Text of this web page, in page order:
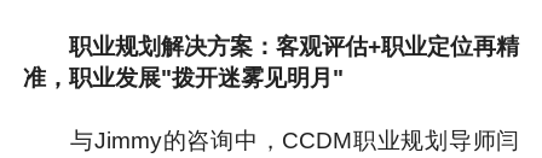
职业规划解决方案：客观评估+职业定位再精
准，职业发展"拨开迷雾见明月"
与Jimmy的咨询中，CCDM职业规划导师闫